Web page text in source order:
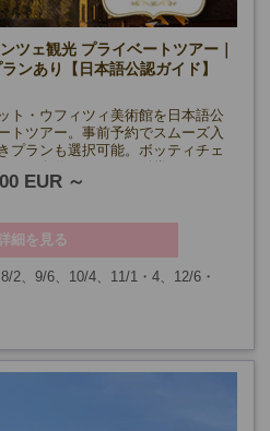
ツェ観光 プライベートツアー｜
ンあり【日本語公認ガイド】
ト・ウフィツィ美術館を日本語公
トツアー。事前予約でスムーズ入
プランも選択可能。ボッティチェ
EUR
詳細を見る
2、9/6、10/4、11/1・4、12/6・
フィッツィ美術館無料開放日を除